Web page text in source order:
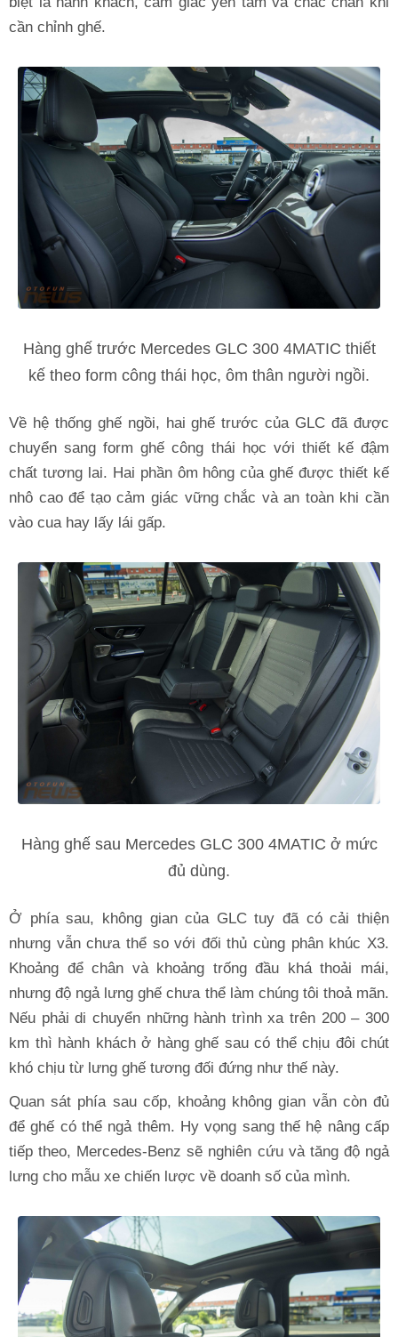
cần chỉnh ghế.
Hàng ghế trước Mercedes GLC 300 4MATIC thiết
kế theo form công thái học, ôm thân người ngồi.
Về hệ thống ghế ngồi, hai ghế trước của GLC đã được
chuyển sang form ghế công thái học với thiết kế đậm
chất tương lai. Hai phần ôm hông của ghế được thiết kế
nhô cao để tạo cảm giác vững chắc và an toàn khi cần
vào cua hay lấy lái gấp.
Hàng ghế sau Mercedes GLC 300 4MATIC ở mức
đủ dùng.
Ở phía sau, không gian của GLC tuy đã có cải thiện
nhưng vẫn chưa thể so với đối thủ cùng phân khúc X3.
Khoảng để chân và khoảng trống đầu khá thoải mái,
nhưng độ ngả lưng ghế chưa thể làm chúng tôi thoả mãn.
Nếu phải di chuyển những hành trình xa trên 200 – 300
km thì hành khách ở hàng ghế sau có thể chịu đôi chút
khó chịu từ lưng ghế tương đối đứng như thế này.
Quan sát phía sau cốp, khoảng không gian vẫn còn đủ
để ghế có thể ngả thêm. Hy vọng sang thế hệ nâng cấp
tiếp theo, Mercedes-Benz sẽ nghiên cứu và tăng độ ngả
lưng cho mẫu xe chiến lược về doanh số của mình.